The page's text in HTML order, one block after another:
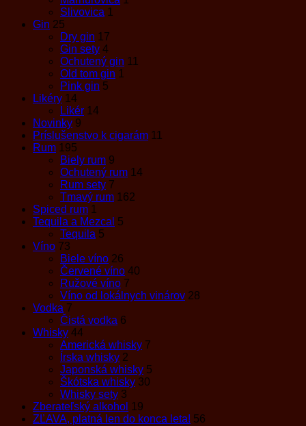
Slivovica 1
Gin 25
Dry gin 17
Gin sety 4
Ochutený gin 11
Old tom gin 1
Pink gin 5
Likéry 14
Likér 14
Novinky 9
Príslušenstvo k cigarám 11
Rum 195
Biely rum 9
Ochutený rum 14
Rum sety 7
Tmavý rum 162
Spiced rum 1
Tequila a Mezcal 5
Tequila 5
Víno 73
Biele víno 26
Červené víno 40
Ružové víno 7
Víno od lokálnych vinárov 28
Vodka 7
Čistá vodka 6
Whisky 44
Americká whisky 7
Írska whisky 2
Japonská whisky 5
Škótska whisky 30
Whisky sety 3
Zberateľský alkohol 19
ZĽAVA, platná len do konca leta! 56